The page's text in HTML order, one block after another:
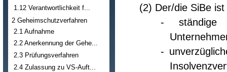
1.12 Verantwortlichkeit f...
2 Geheimschutzverfahren
2.1 Aufnahme
2.2 Anerkennung der Gehe...
2.3 Prüfungsverfahren
2.4 Zulassung zu VS-Auft...
(2) Der/die SiBe
- ständige
-